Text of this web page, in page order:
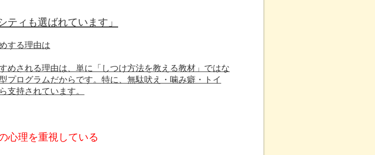
ティも選ばれています」
する理由は
めされる理由は、単に「しつけ方法を教える教材」ではな
プログラムだからです。特に、無駄吠え・噛み癖・トイ
支持されています。
心理を重視している